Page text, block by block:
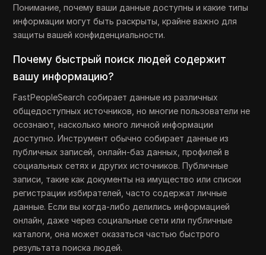
Понимание, почему ваши данные доступны и какие типы
информации могут быть раскрыты, крайне важно для
защиты вашей конфиденциальности.
Почему быстрый поиск людей содержит
вашу информацию?
FastPeopleSearch собирает данные из различных
общедоступных источников, но многие пользователи не
осознают, насколько много личной информации
доступно. Инструмент обычно собирает данные из
публичных записей, онлайн-баз данных, профилей в
социальных сетях и других источников. Публичные
записи, такие как документы на имущество или списки
регистрации избирателей, часто содержат личные
данные. Если вы когда-либо делились информацией
онлайн, даже через социальные сети или публичные
каталоги, она может оказаться частью быстрого
результата поиска людей.